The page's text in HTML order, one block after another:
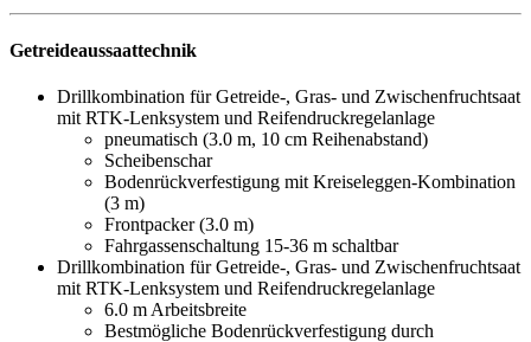
Getreideaussaattechnik
Drillkombination für Getreide-, Gras- und Zwischenfruchtsaat
mit RTK-Lenksystem und Reifendruckregelanlage
pneumatisch (3.0 m, 10 cm Reihenabstand)
Scheibenschar
Bodenrückverfestigung mit Kreiseleggen-Kombination
(3 m)
Frontpacker (3.0 m)
Fahrgassenschaltung 15-36 m schaltbar
Drillkombination für Getreide-, Gras- und Zwischenfruchtsaat
mit RTK-Lenksystem und Reifendruckregelanlage
6.0 m Arbeitsbreite
Bestmögliche Bodenrückverfestigung durch